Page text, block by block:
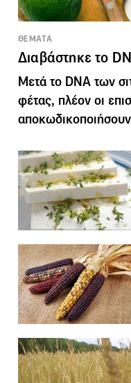
ΘΕΜΑΤΑ
Διαβάστηκε το
Μετά το DNA των
φέτας, πλέον οι